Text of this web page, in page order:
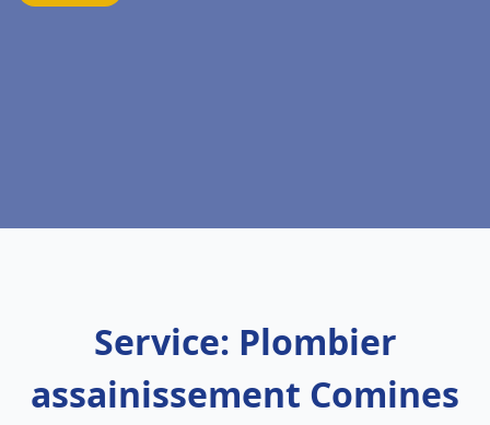
Service: Plombier
assainissement Comines